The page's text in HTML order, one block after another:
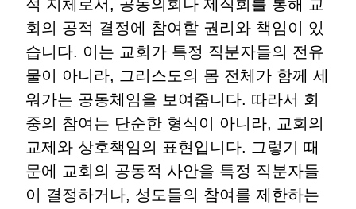
적 지체로서 , 공동의회나 제직회를 통해 교
회의 공적 결정에 참여할 권리와 책임이 있
습니다. 이는 교회가 특정 직분자들의 전유
물이 아니라, 그리스도의 몸 전체가 함께 세
워가는 공동체임을 보여줍니다. 따라서 회
중의 참여는 단순한 형식이 아니라, 교회의
교제와 상호책임의 표현입니다. 그렇기 때
문에 교회의 공동적 사안을 특정 직분자들
이 결정하거나, 성도들의 참여를 제한하는